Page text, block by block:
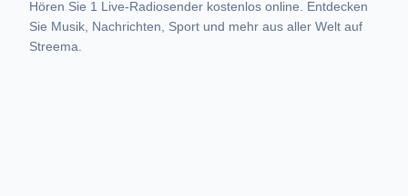
Hören Sie 1 Live-Radiosender kostenlos online. Entdecken
Sie Musik, Nachrichten, Sport und mehr aus aller Welt auf
Streema.